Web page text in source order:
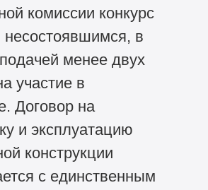
комиссии конкурс
несостоявшимся, в
менее двух
участие в
Договор на
и эксплуатацию
конструкции
с единственным